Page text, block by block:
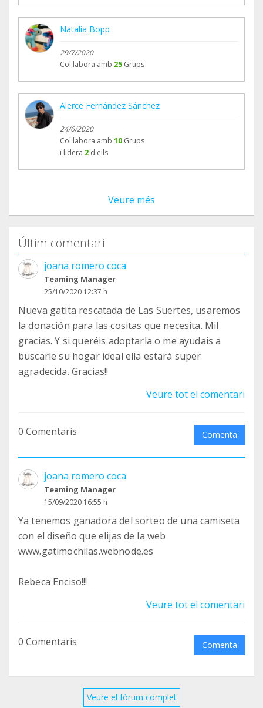
Natalia Bopp
29/7/2020
Col·labora amb 25 Grups
Alerce Fernández Sánchez
24/6/2020
Col·labora amb 10 Grups
i lidera 2 d'ells
Veure més
Últim comentari
joana romero coca
Teaming Manager
25/10/2020 12:37 h
Nueva gatita rescatada de Las Suertes, usaremos
la donación para las cositas que necesita. Mil
gracias. Y si queréis adoptarla o me ayudais a
buscarle su hogar ideal ella estará super
agradecida. Gracias!!
Veure tot el comentari
0 Comentaris Comenta
joana romero coca
Teaming Manager
15/09/2020 16:55 h
Ya tenemos ganadora del sorteo de una camiseta
con el diseño que elijas de la web
www.gatimochilas.webnode.es
Rebeca Enciso!!!
Veure tot el comentari
0 Comentaris Comenta
Veure el fòrum complet